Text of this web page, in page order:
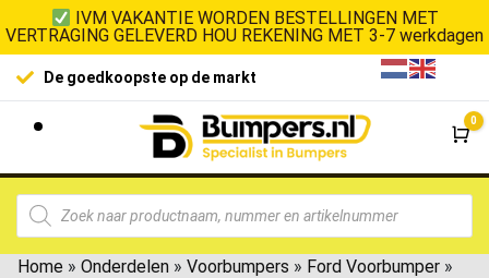
IVM VAKANTIE WORDEN BESTELLINGEN MET
VERTRAGING GELEVERD HOU REKENING MET 3-7 werkdagen
De goedkoopste op de markt
0
Home » Onderdelen » Voorbumpers » Ford Voorbumper »